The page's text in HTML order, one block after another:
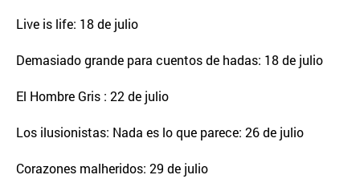
Live is life: 18 de julio
Demasiado grande para cuentos de hadas: 18 de julio
El Hombre Gris : 22 de julio
Los ilusionistas: Nada es lo que parece: 26 de julio
Corazones malheridos: 29 de julio